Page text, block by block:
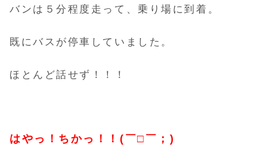
バンは５分程度走って、乗り場に到着。
既にバスが停車していました。
ほとんど話せず！！！
はやっ！ちかっ！！(￣□￣；)